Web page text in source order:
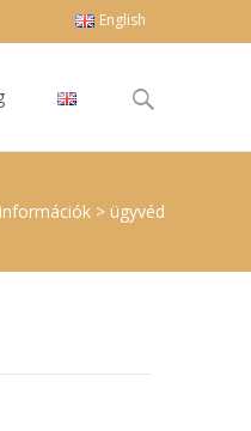
English
Keresés
erre:
> ügyvéd